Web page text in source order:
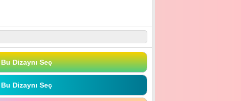
Bu Dizaynı Seç
Bu Dizaynı Seç